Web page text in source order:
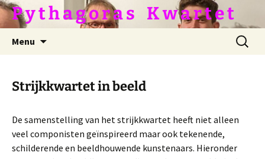
Ga
naarP y t h a g o r a s ­­­ ­ ­ K w a r t e t
Menu
Zoeken
naar:
Strijkkwartet in beeld
De samenstelling van het strijkkwartet heeft niet alleen
veel componisten geïnspireerd maar ook tekenende,
schilderende en beeldhouwende kunstenaars. Hieronder